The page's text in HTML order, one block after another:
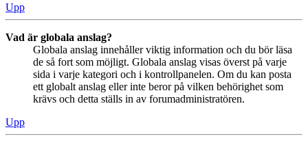
Upp
Vad är globala anslag?
Globala anslag innehåller viktig information och du bör läsa
de så fort som möjligt. Globala anslag visas överst på varje
sida i varje kategori och i kontrollpanelen. Om du kan posta
ett globalt anslag eller inte beror på vilken behörighet som
krävs och detta ställs in av forumadministratören.
Upp